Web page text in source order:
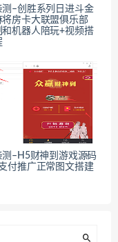
测–创胜系列日进斗金
将房卡大联盟俱乐部
和机器人陪玩+视频搭
测–H5财神到游戏源码
付推广正常图文搭建